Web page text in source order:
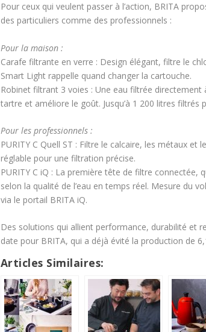
Pour ceux qui veulent passer à l’action, BRITA
des particuliers comme des professionnels :
Pour la maison :
Carafe filtrante en verre : Design élégant, filtre le
Smart Light rappelle quand changer la cartouche.
Robinet filtrant 3 voies : Une eau filtrée
tartre et améliore le goût. Jusqu’à 1 200 litres filtrés
Pour les professionnels :
PURITY C Quell ST : Filtre le calcaire, les métaux et
réglable pour une filtration précise.
PURITY C iQ : La première tête de filtre
selon la qualité de l’eau en temps réel. Mesure du
via le portail BRITA iQ.
Des solutions qui allient performance, durabilité et
date pour BRITA, qui a déjà évité la production de
Articles Similaires: